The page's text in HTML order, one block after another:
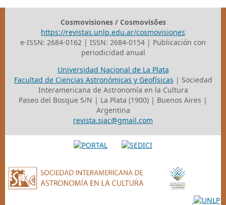
Cosmovisiones / Cosmovisões
https://revistas.unlp.edu.ar/cosmovisiones
e-ISSN: 2684-0162 | ISSN: 2684-0154 | Publicación con
periodicidad anual
Universidad Nacional de La Plata
Facultad de Ciencias Astronómicas y Geofísicas | Sociedad
Interamericana de Astronomía en la Cultura
Paseo del Bosque S/N | La Plata (1900) | Buenos Aires |
Argentina
revista.siac@gmail.com